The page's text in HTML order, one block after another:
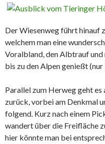
Der Wiesenweg führt hinauf
welchem man eine
Voralbland, den Albtrauf und
bis zu den Alpen genießt
Parallel zum Herweg geht
zurück, vorbei am Denkmal
folgend. Kurz nach einem
wandert über die Freifläche
hier könnte man bei